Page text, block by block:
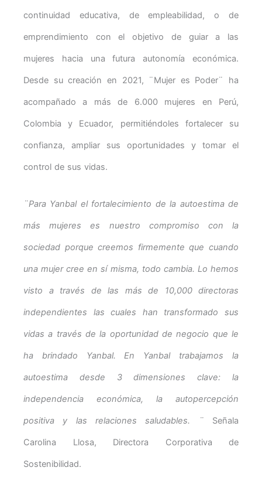
continuidad educativa, de empleabilidad, o de
emprendimiento con el objetivo de guiar a las
mujeres hacia una futura autonomía económica.
Desde su creación en 2021, ¨Mujer es Poder¨ ha
acompañado a más de 6.000 mujeres en Perú,
Colombia y Ecuador, permitiéndoles fortalecer su
confianza, ampliar sus oportunidades y tomar el
control de sus vidas.
¨Para Yanbal el fortalecimiento de la autoestima de
más mujeres es nuestro compromiso con la
sociedad porque creemos firmemente que cuando
una mujer cree en sí misma, todo cambia. Lo hemos
visto a través de las más de 10,000 directoras
independientes las cuales han transformado sus
vidas a través de la oportunidad de negocio que le
ha brindado Yanbal. En Yanbal trabajamos la
autoestima desde 3 dimensiones clave: la
independencia económica, la autopercepción
positiva y las relaciones saludables. ¨ Señala
Carolina Llosa, Directora Corporativa de
Sostenibilidad.